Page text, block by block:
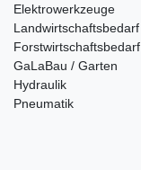
Elektrowerkzeuge
Landwirtschaftsbedarf
Forstwirtschaftsbedarf
GaLaBau / Garten
Hydraulik
Pneumatik